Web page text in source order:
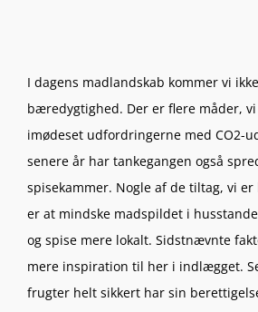
I dagens madlandskab kommer vi
bæredygtighed. Der er flere måder,
imødeset udfordringerne med CO2-
senere år har tankegangen også
spisekammer. Nogle af de tiltag, vi er
er at mindske madspildet i
og spise mere lokalt. Sidstnævnte
mere inspiration til her i indlægget.
frugter helt sikkert har sin